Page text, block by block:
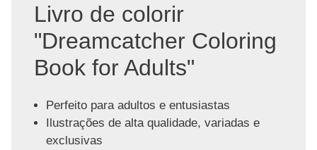
Livro de colorir
"Dreamcatcher Coloring
Book for Adults"
Perfeito para adultos e entusiastas
Ilustrações de alta qualidade, variadas e
exclusivas